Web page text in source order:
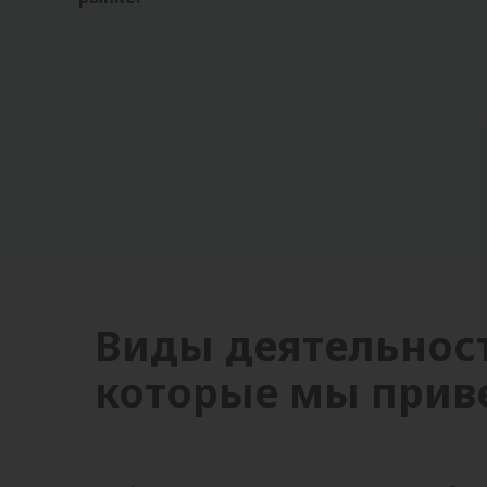
Виды
которые мы